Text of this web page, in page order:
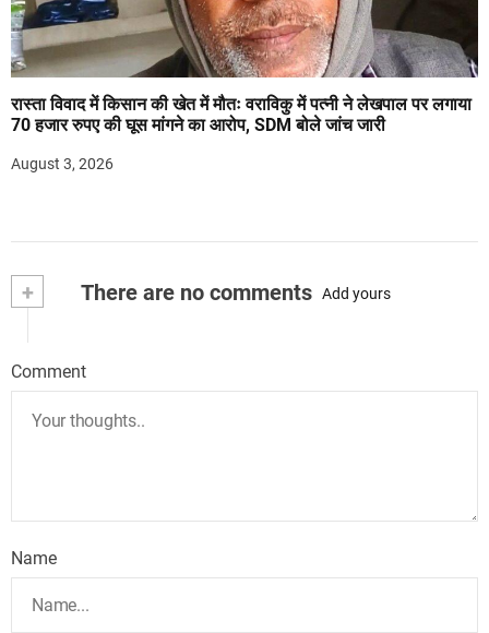
रास्ता विवाद में किसान की खेत में मौतः वराविकु में पत्नी ने लेखपाल पर लगाया
70 हजार रुपए की घूस मांगने का आरोप, SDM बोले जांच जारी
August 3, 2026
+ There are no comments Add yours
Comment
Name